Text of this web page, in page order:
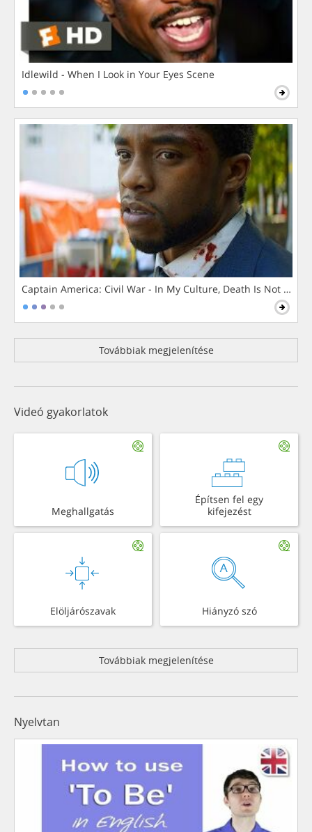
Idlewild - When I Look in Your Eyes Scene
Captain America: Civil War - In My Culture, Death Is Not The
Továbbiak megjelenítése
Videó gyakorlatok
Meghallgatás
Építsen fel egy
kifejezést
Elöljárószavak Hiányzó szó
Továbbiak megjelenítése
Nyelvtan